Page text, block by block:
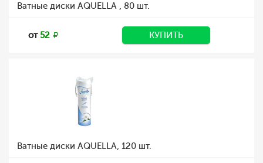
Ватные диски AQUELLA , 80 шт.
от52 КУПИТЬ
Ватные диски AQUELLA, 120 шт.